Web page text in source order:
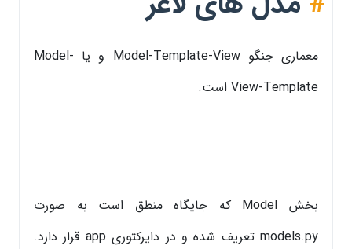
معماری جنگو Model-Template-View و یا Model-
View-Template است.
بخش Model که جایگاه منطق است به صورت
models.py تعریف شده و در دایرکتوری app قرار دارد.